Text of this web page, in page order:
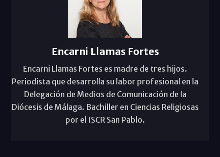
Encarni Llamas Fortes
Encarni Llamas Fortes es madre de tres hijos.
Periodista que desarrolla su labor profesional en la
Delegación de Medios de Comunicación de la
Diócesis de Málaga. Bachiller en Ciencias Religiosas
por el ISCR San Pablo.